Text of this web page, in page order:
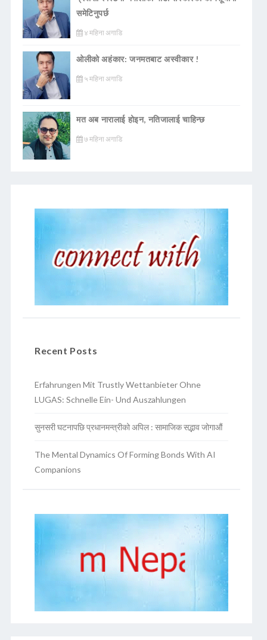
समेटिनुपर्छ
४ महिना अगाडि
ओलीको अहंकार: जनमतबाट अस्वीकार !
५ महिना अगाडि
मत अब नारालाई होइन, नतिजालाई चाहिन्छ
७ महिना अगाडि
Recent Posts
Erfahrungen Mit Trustly Wettanbieter Ohne
LUGAS: Schnelle Ein- Und Auszahlungen
सुनसरी घटनापछि प्रधानमन्त्रीको अपिल : सामाजिक सद्भाव जोगाऔं
The Mental Dynamics Of Forming Bonds With AI
Companions